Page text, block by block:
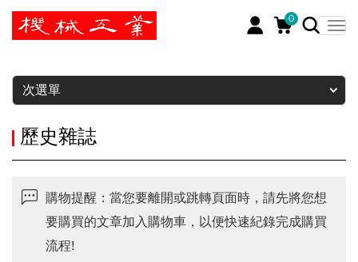
0
暫停
次選單
歷史雜誌
購物提醒：當您要離開或跳轉頁面時，請先將您想
要購買的文章加入購物車，以便快速紀錄完成購買
流程!